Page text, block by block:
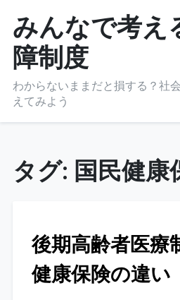
content
みんなで考え
障制度
わからないままだと損する？社
えてみよう
タグ: 国民健康
後期高齢者医療
健康保険の違い